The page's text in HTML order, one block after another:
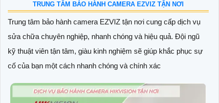
TRUNG TÂM BẢO HÀNH CAMERA EZVIZ TẬN NƠI
Trung tâm bảo hành camera EZVIZ tận nơi cung cấp dịch vụ
sửa chữa chuyên nghiệp, nhanh chóng và hiệu quả. Đội ngũ
kỹ thuật viên tận tâm, giàu kinh nghiệm sẽ giúp khắc phục sự
cố của bạn một cách nhanh chóng và chính xác